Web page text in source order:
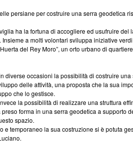
persiane per costruire una serra geodetica
ha la fortuna di accogliere ed usufruire del
a molti volontari sviluppa iniziative
del Rey Moro”, un orto urbano di
diverse occasioni la possibilità di costruire una
delle attività, una proposta che la sua
che lo gestisce.
la possibilità di realizzare una struttura
forma in una serra geodetica a supporto
spazio.
e temporaneo la sua costruzione si è potuta